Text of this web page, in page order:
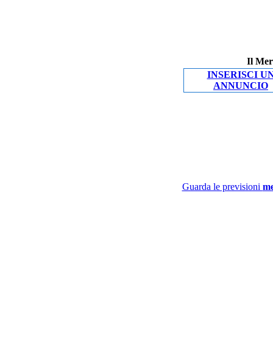
Il
INSERISCI
ANNUNCIO
Guarda le previsioni